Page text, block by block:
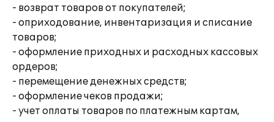
- возврат товаров от покупателей;
- оприходование, инвентаризация и списание
товаров;
- оформление приходных и расходных кассовых
ордеров;
- перемещение денежных средств;
- оформление чеков продажи;
- учет оплаты товаров по платежным картам,